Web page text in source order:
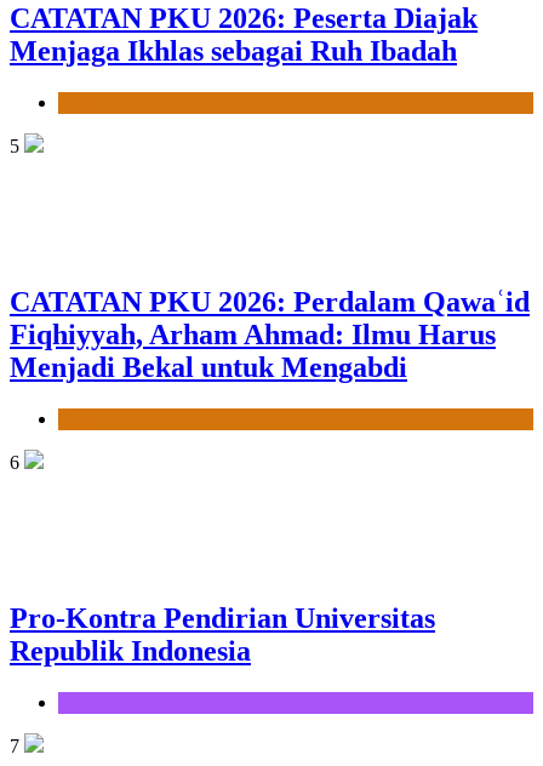
CATATAN PKU 2026: Peserta Diajak
Menjaga Ikhlas sebagai Ruh Ibadah
5
CATATAN PKU 2026: Perdalam Qawaʿid
Fiqhiyyah, Arham Ahmad: Ilmu Harus
Menjadi Bekal untuk Mengabdi
6
Pro-Kontra Pendirian Universitas
Republik Indonesia
7